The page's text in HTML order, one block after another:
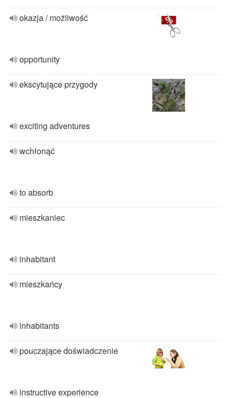
okazja / możliwość
opportunity
ekscytujące przygody
exciting adventures
wchłonąć
to absorb
mieszkaniec
inhabitant
mieszkańcy
inhabitants
pouczające doświadczenie
instructive experience